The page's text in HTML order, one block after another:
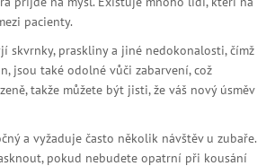
pacienty.
skvrnky, praskliny a jiné nedokonalosti, čímž
jsou také odolné vůči zabarvení, což
takže můžete být jisti, že váš nový úsměv
a vyžaduje často několik návštěv u zubaře.
pokud nebudete opatrní při kousání